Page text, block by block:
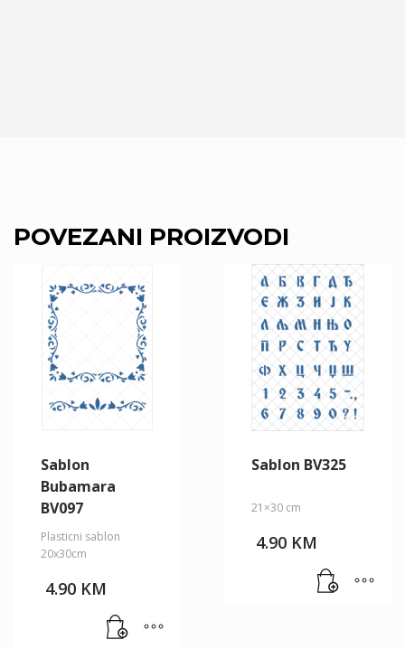
POVEZANI PROIZVODI
Sablon
Bubamara
BV097
Plasticni sablon
20x30cm
4.90 KM
Sablon BV325
21×30 cm
4.90 KM